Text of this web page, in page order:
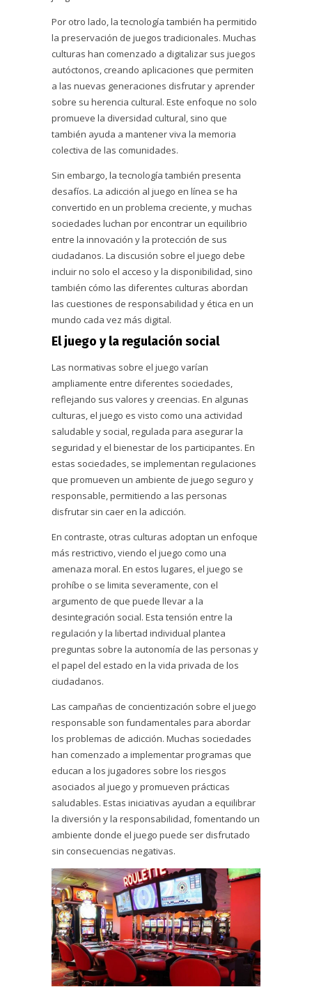
Por otro lado, la tecnología también ha permitido
la preservación de juegos tradicionales. Muchas
culturas han comenzado a digitalizar sus juegos
autóctonos, creando aplicaciones que permiten
a las nuevas generaciones disfrutar y aprender
sobre su herencia cultural. Este enfoque no solo
promueve la diversidad cultural, sino que
también ayuda a mantener viva la memoria
colectiva de las comunidades.
Sin embargo, la tecnología también presenta
desafíos. La adicción al juego en línea se ha
convertido en un problema creciente, y muchas
sociedades luchan por encontrar un equilibrio
entre la innovación y la protección de sus
ciudadanos. La discusión sobre el juego debe
incluir no solo el acceso y la disponibilidad, sino
también cómo las diferentes culturas abordan
las cuestiones de responsabilidad y ética en un
mundo cada vez más digital.
El juego y la regulación social
Las normativas sobre el juego varían
ampliamente entre diferentes sociedades,
reflejando sus valores y creencias. En algunas
culturas, el juego es visto como una actividad
saludable y social, regulada para asegurar la
seguridad y el bienestar de los participantes. En
estas sociedades, se implementan regulaciones
que promueven un ambiente de juego seguro y
responsable, permitiendo a las personas
disfrutar sin caer en la adicción.
En contraste, otras culturas adoptan un enfoque
más restrictivo, viendo el juego como una
amenaza moral. En estos lugares, el juego se
prohíbe o se limita severamente, con el
argumento de que puede llevar a la
desintegración social. Esta tensión entre la
regulación y la libertad individual plantea
preguntas sobre la autonomía de las personas y
el papel del estado en la vida privada de los
ciudadanos.
Las campañas de concientización sobre el juego
responsable son fundamentales para abordar
los problemas de adicción. Muchas sociedades
han comenzado a implementar programas que
educan a los jugadores sobre los riesgos
asociados al juego y promueven prácticas
saludables. Estas iniciativas ayudan a equilibrar
la diversión y la responsabilidad, fomentando un
ambiente donde el juego puede ser disfrutado
sin consecuencias negativas.